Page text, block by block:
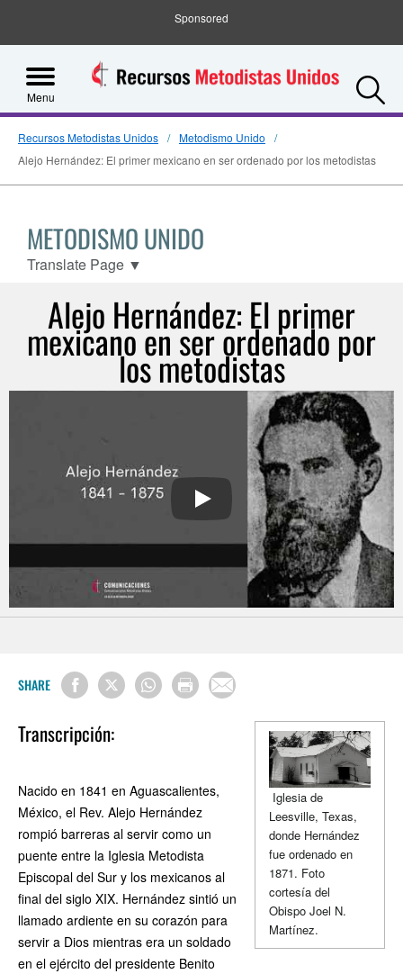
Sponsored
Menu
Recursos Metodistas Unidos
Metodismo Unido
Alejo Hernández: El primer mexicano en ser ordenado por los metodistas
METODISMO UNIDO
Translate Page ▼
Alejo Hernández: El primer
mexicano en ser ordenado por
los metodistas
PLAY
SHARE
Iglesia de
Leesville, Texas,
donde Hernández
fue ordenado en
1871. Foto
cortesía del
Obispo Joel N.
Martínez.
Transcripción:
Nacido en 1841 en Aguascalientes,
México, el Rev. Alejo Hernández
rompió barreras al servir como un
puente entre la Iglesia Metodista
Episcopal del Sur y los mexicanos al
final del siglo XIX. Hernández sintió un
llamado ardiente en su corazón para
servir a Dios mientras era un soldado
en el ejército del presidente Benito